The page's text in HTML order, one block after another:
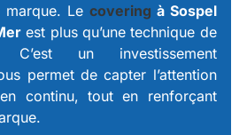
marque. Le covering à Sospel
est plus qu’une technique de
C’est un investissement
permet de capter l’attention
continu, tout en renforçant